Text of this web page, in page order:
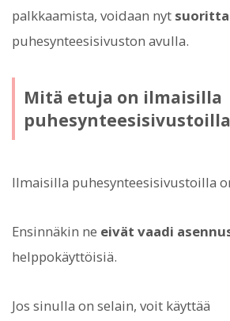
palkkaamista, voidaan nyt
puhesynteesisivuston avulla.
Mitä etuja on ilmaisilla
Ilmaisilla puhesynteesisivustoilla
Ensinnäkin ne eivät vaadi
helppokäyttöisiä.
Jos sinulla on selain, voit käyttää